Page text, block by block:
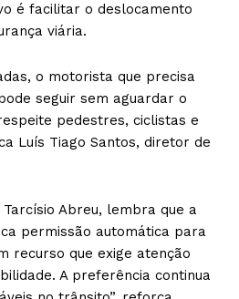
é facilitar o deslocamento
viária.
o motorista que precisa
seguir sem aguardar o
pedestres, ciclistas e
Luís Tiago Santos, diretor de
Abreu, lembra que a
permissão automática para
recurso que exige atenção
A preferência continua